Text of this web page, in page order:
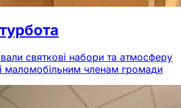
святкові набори та атмосферу
маломобільним членам громади